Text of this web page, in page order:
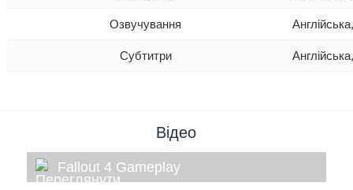
Озвучування
Субтитри
Відео
Fallout 4 Gameplay